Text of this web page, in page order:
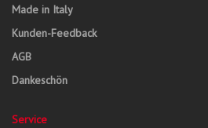
Made in Italy
Kunden-Feedback
AGB
Dankeschön
Service